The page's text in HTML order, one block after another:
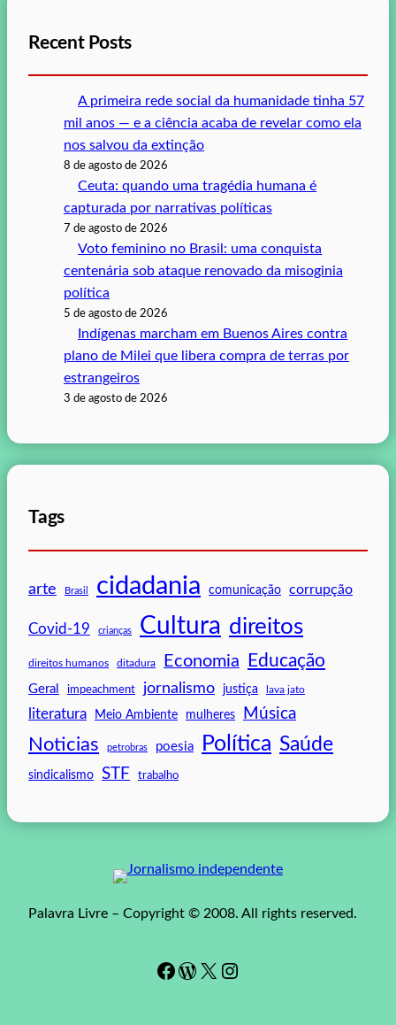
Recent Posts
A primeira rede social da humanidade tinha 57
mil anos — e a ciência acaba de revelar como ela
nos salvou da extinção
8 de agosto de 2026
Ceuta: quando uma tragédia humana é
capturada por narrativas políticas
7 de agosto de 2026
Voto feminino no Brasil: uma conquista
centenária sob ataque renovado da misoginia
política
5 de agosto de 2026
Indígenas marcham em Buenos Aires contra
plano de Milei que libera compra de terras por
estrangeiros
3 de agosto de 2026
Tags
arte Brasil cidadania comunicação corrupção
Covid-19 crianças Cultura direitos
direitos humanos ditadura Economia Educação
Geral impeachment jornalismo justiça lava jato
literatura Meio Ambiente mulheres Música
Noticias petrobras poesia Política Saúde
sindicalismo STF trabalho
Palavra Livre – Copyright © 2008. All rights reserved.
Facebook WordPress # Instagram